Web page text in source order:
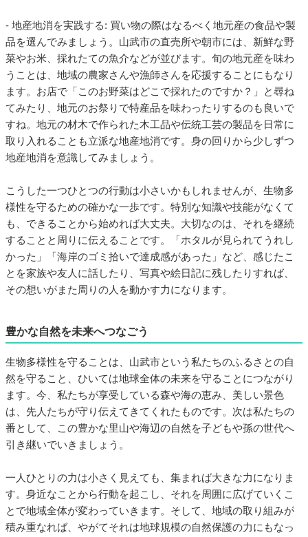
- 地産地消を実践する: 買い物の際はなるべく地元産の食品や製
品を選んでみましょう。山武市の直売所や朝市には、新鮮な野
菜やお米、採れたての魚介などが並びます。旬の地元産を味わ
うことは、地域の農家さんや漁師さんを応援することにもなり
ます。お店で「このお野菜はどこで採れたのですか？」と尋ね
てみたり、地元のお祭りで特産品を味わったりするのも良いで
すね。地元の材木で作られた木工品や伝統工芸の製品を日常に
取り入れることも立派な地産地消です。身の回りから少しずつ
地産地消を意識してみましょう。
こうした一つひとつの行動は小さいかもしれませんが、生物多
様性を守るための確かな一歩です。特別な知識や技能がなくて
も、できることから始めれば大丈夫。大切なのは、それを継続
することと周りに伝えることです。「ホタルが見られてうれし
かった」「海岸のゴミ拾いで達成感があった」など、感じたこ
とを家族や友人に話したり、写真や絵日記に残したりすれば、
その想いがまた周りの人を動かす力になります。
豊かな自然を未来へつなごう
生物多様性を守ることは、山武市という私たちのふるさとの自
然を守ること、ひいては地球全体の未来を守ることにつながり
ます。今、私たちが享受している森や海の恵み、美しい景色
は、先人たちが守り伝えてきてくれたものです。次は私たちの
番として、この豊かな里山や海辺の自然を子どもや孫の世代へ
引き継いでいきましょう。
一人ひとりの力は小さく見えても、集まれば大きな力になりま
す。身近なことから行動を起こし、それを周囲に広げていくこ
とで地域全体が変わっていきます。そして、地域の取り組みが
積み重なれば、やがてそれは地球規模の自然保護の力にもなっ